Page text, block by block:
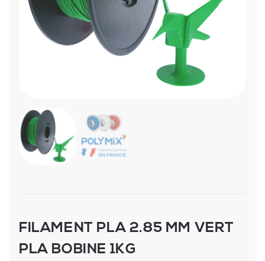
FILAMENT PLA 2.85 MM VERT
PLA BOBINE 1KG